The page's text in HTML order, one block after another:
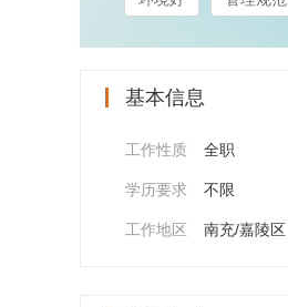
基本信息
工作性质 全职
学历要求 不限
工作地区 南充/嘉陵区